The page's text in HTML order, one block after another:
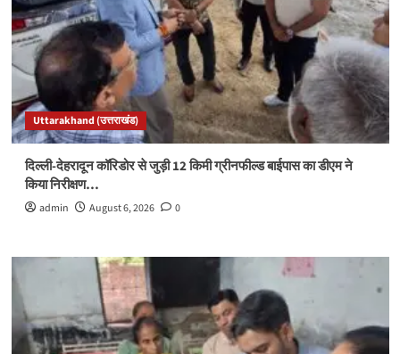
Uttarakhand (उत्तराखंड)
दिल्ली-देहरादून कॉरिडोर से जुड़ी 12 किमी ग्रीनफील्ड बाईपास का डीएम ने
किया निरीक्षण…
admin August 6, 2026 0